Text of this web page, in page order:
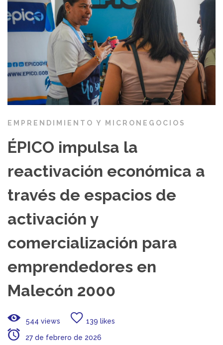
EMPRENDIMIENTO Y MICRONEGOCIOS
ÉPICO impulsa la
reactivación económica a
través de espacios de
activación y
comercialización para
emprendedores en
Malecón 2000
544 views 139 likes
27 de febrero de 2026